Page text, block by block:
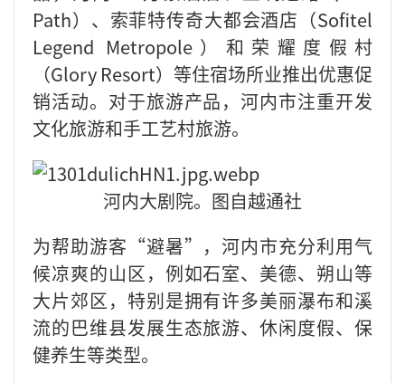
Path）、索菲特传奇大都会酒店（Sofitel
Legend Metropole）和荣耀度假村
（Glory Resort）等住宿场所业推出优惠促
销活动。对于旅游产品，河内市注重开发
文化旅游和手工艺村旅游。
河内大剧院。图自越通社
为帮助游客“避暑”，河内市充分利用气
候凉爽的山区，例如石室、美德、朔山等
大片郊区，特别是拥有许多美丽瀑布和溪
流的巴维县发展生态旅游、休闲度假、保
健养生等类型。